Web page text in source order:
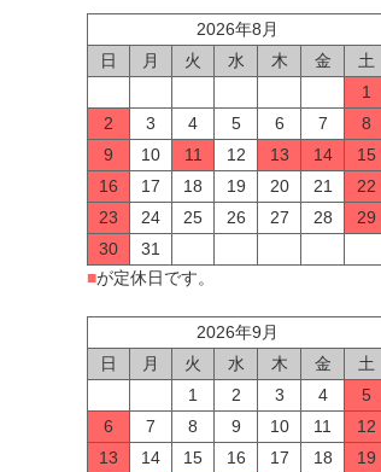
2026年8月
日
月 火 水 木 金
土
1
2
3 4 5 6 7
8
9
10 11 12 13 14
15
16
17 18 19 20 21
22
23
24 25 26 27 28
29
30
31
■が定休日です。
2026年9月
日
月 火 水 木 金
土
1
2 3 4
5
6
7 8 9 10 11
12
13
14 15 16 17 18
19